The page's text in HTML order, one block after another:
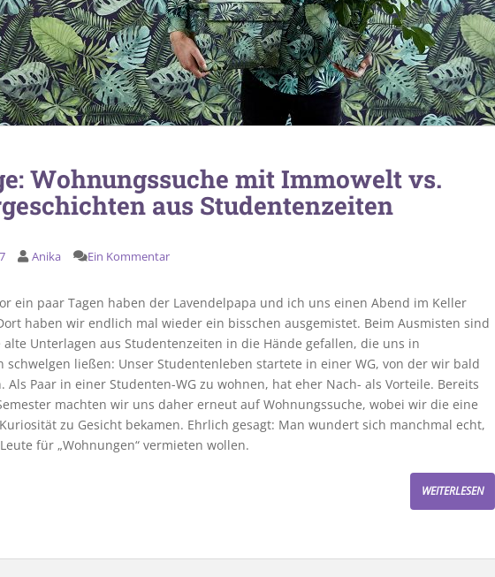
Wohnungssuche mit Immowelt vs.
aus Studentenzeiten
Anika Ein Kommentar
ein paar Tagen haben der Lavendelpapa und ich uns einen Abend im Keller
haben wir endlich mal wieder ein bisschen ausgemistet. Beim Ausmisten sind
alte Unterlagen aus Studentenzeiten in die Hände gefallen, die uns in
schwelgen ließen: Unser Studentenleben startete in einer WG, von der wir bald
Als Paar in einer Studenten-WG zu wohnen, hat eher Nach- als Vorteile. Bereits
machten wir uns daher erneut auf Wohnungssuche, wobei wir die eine
zu Gesicht bekamen. Ehrlich gesagt: Man wundert sich manchmal echt,
für „Wohnungen“ vermieten wollen.
WEITERLESEN